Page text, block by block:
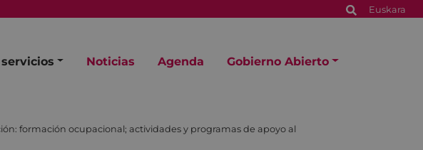
Euskara
Noticias Agenda Gobierno Abierto
formación ocupacional; actividades y programas de apoyo al